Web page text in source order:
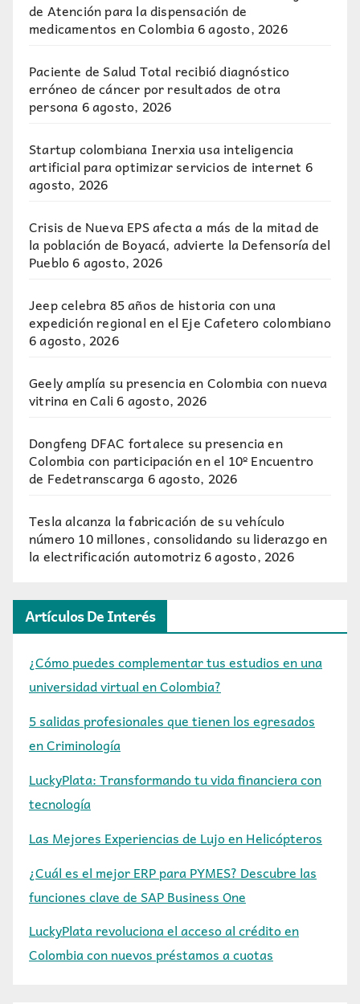
de Atención para la dispensación de
medicamentos en Colombia6 agosto, 2026
Paciente de Salud Total recibió diagnóstico
erróneo de cáncer por resultados de otra
persona6 agosto, 2026
Startup colombiana Inerxia usa inteligencia
artificial para optimizar servicios de internet 6
agosto, 2026
Crisis de Nueva EPS afecta a más de la mitad de
la población de Boyacá, advierte la Defensoría del
Pueblo6 agosto, 2026
Jeep celebra 85 años de historia con una
expedición regional en el Eje Cafetero colombiano
6 agosto, 2026
Geely amplía su presencia en Colombia con nueva
vitrina en Cali 6 agosto, 2026
Dongfeng DFAC fortalece su presencia en
Colombia con participación en el 10º Encuentro
de Fedetranscarga6 agosto, 2026
Tesla alcanza la fabricación de su vehículo
número 10 millones, consolidando su liderazgo en
la electrificación automotriz6 agosto, 2026
Artículos De Interés
¿Cómo puedes complementar tus estudios en una
universidad virtual en Colombia?
5 salidas profesionales que tienen los egresados
en Criminología
LuckyPlata: Transformando tu vida financiera con
tecnología
Las Mejores Experiencias de Lujo en Helicópteros
¿Cuál es el mejor ERP para PYMES? Descubre las
funciones clave de SAP Business One
LuckyPlata revoluciona el acceso al crédito en
Colombia con nuevos préstamos a cuotas